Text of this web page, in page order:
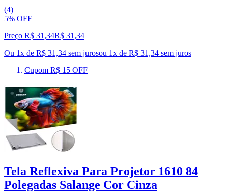
(4)
5% OFF
Preço R$ 31,34R$ 31 ,34
Ou 1x de R$ 31,34 sem jurosou 1x de R$ 31,34 sem juros
Cupom R$ 15 OFF
Tela Reflexiva Para Projetor 1610 84
Polegadas Salange Cor Cinza